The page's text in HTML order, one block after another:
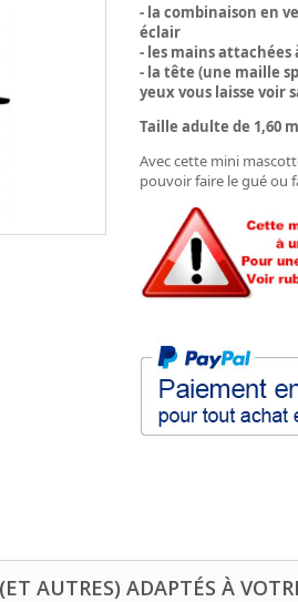
- la combinaison en
éclair
- les mains attachées
- la tête (une maille
yeux vous laisse voir
Taille adulte de 1,60
Avec cette mini
pouvoir faire le gué ou
AUTRES) ADAPTÉS À